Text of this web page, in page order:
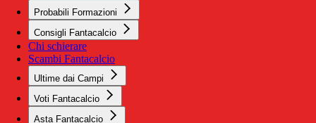
Probabili Formazioni
Consigli Fantacalcio
Chi schierare
Scambi Fantacalcio
Ultime dai Campi
Voti Fantacalcio
Asta Fantacalcio